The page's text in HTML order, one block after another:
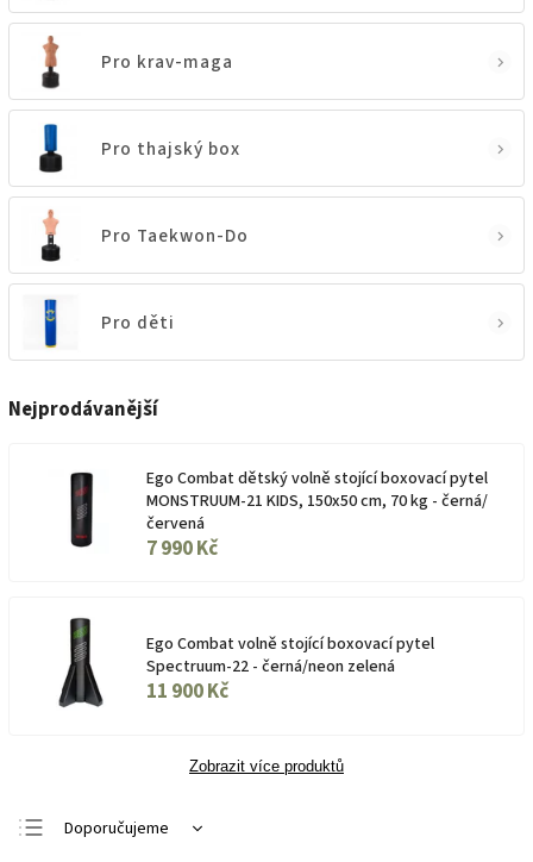
Pro krav-maga
Pro thajský box
Pro Taekwon-Do
Pro děti
Nejprodávanější
Ego Combat dětský volně stojící boxovací pytel
MONSTRUUM-21 KIDS, 150x50 cm, 70 kg - černá/
červená
7 990 Kč
Ego Combat volně stojící boxovací pytel
Spectruum-22 - černá/neon zelená
11 900 Kč
Zobrazit více produktů
Doporučujeme